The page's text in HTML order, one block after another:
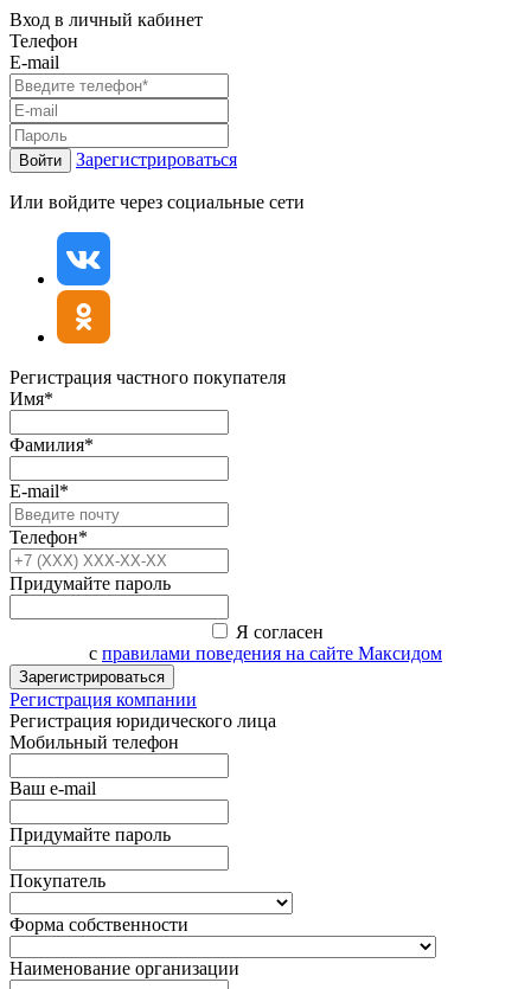
Вход в личный кабинет
Телефон
E-mail
Войти Зарегистрироваться
Или войдите через социальные сети
Регистрация частного покупателя
Имя*
Фамилия*
E-mail*
Телефон*
Придумайте пароль
Я согласен
с правилами поведения на сайте Максидом
Зарегистрироваться
Регистрация компании
Регистрация юридического лица
Мобильный телефон
Ваш e-mail
Придумайте пароль
Покупатель
Форма собственности
Наименование организации